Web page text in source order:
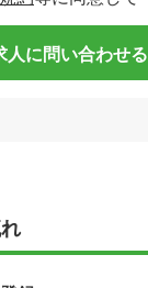
人に問い合わせる